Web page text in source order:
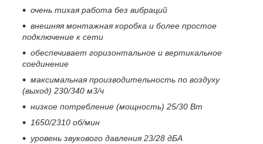
очень тихая работа без вибраций
внешняя монтажная коробка и более простое
подключение к сети
обеспечивает горизонтальное и вертикальное
соединение
максимальная производительность по воздуху
(выход) 230/340 м3/ч
низкое потребление (мощность) 25/30 Вт
1650/2310 об/мин
уровень звукового давления 23/28 дБА